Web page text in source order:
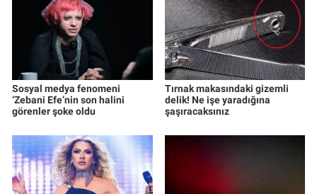
Sosyal medya fenomeni
‘Zebani Efe’nin son halini
görenler şoke oldu
Tırnak makasındaki gizemli
delik! Ne işe yaradığına
şaşıracaksınız